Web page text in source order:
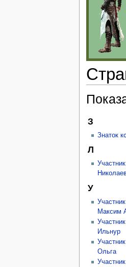
З
Знаток
Л
У
Максим
Ильнур
Ольга